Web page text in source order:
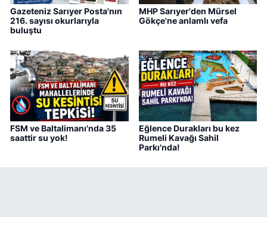
Gazeteniz Sarıyer Posta'nın
216. sayısı okurlarıyla
buluştu
MHP Sarıyer'den Mürsel
Gökçe'ne anlamlı vefa
FSM ve Baltalimanı'nda 35
saattir su yok!
Eğlence Durakları bu kez
Rumeli Kavağı Sahil
Parkı'nda!